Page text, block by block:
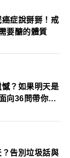
症說掰掰！戒
要醣的體質
？如果明天是
向36問帶你看
告別垃圾話與